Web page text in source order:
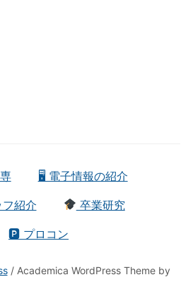
🖥 電子情報の紹介
フ紹介 卒業研究
🅿 プロコン
/ Academica WordPress Theme by